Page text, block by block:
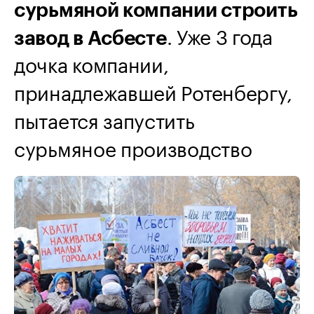
сурьмяной компании строить
завод в Асбесте. Уже 3 года
дочка компании,
принадлежавшей Ротенбергу,
пытается запустить
сурьмяное производство